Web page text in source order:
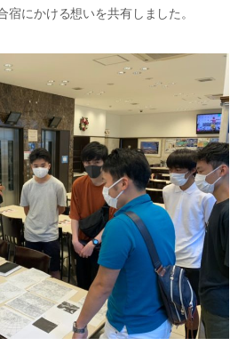
にかける想いを共有しました。